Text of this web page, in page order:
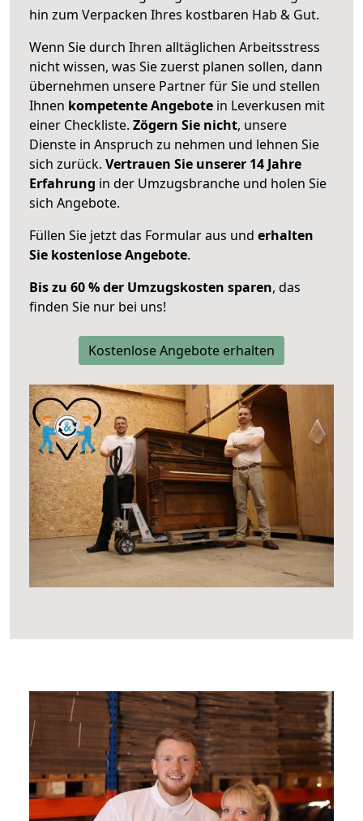
hin zum Verpacken Ihres kostbaren Hab & Gut.
Wenn Sie durch Ihren alltäglichen Arbeitsstress
nicht wissen, was Sie zuerst planen sollen, dann
übernehmen unsere Partner für Sie und stellen
Ihnen kompetente Angebote in Leverkusen mit
einer Checkliste. Zögern Sie nicht, unsere
Dienste in Anspruch zu nehmen und lehnen Sie
sich zurück. Vertrauen Sie unserer 14 Jahre
Erfahrung in der Umzugsbranche und holen Sie
sich Angebote.
Füllen Sie jetzt das Formular aus und erhalten
Sie kostenlose Angebote.
Bis zu 60 % der Umzugskosten sparen, das
finden Sie nur bei uns!
Kostenlose Angebote erhalten